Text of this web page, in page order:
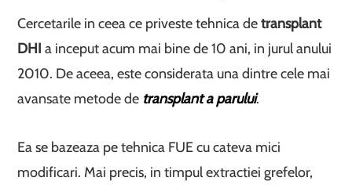
Cercetarile in ceea ce priveste tehnica detransplant
DHI a inceput acum mai bine de 10 ani, in jurul anului
2010. De aceea, este considerata una dintre cele mai
avansate metode de transplant a parului.
Ea se bazeaza pe tehnica FUE cu cateva mici
modificari. Mai precis, in timpul extractiei grefelor,